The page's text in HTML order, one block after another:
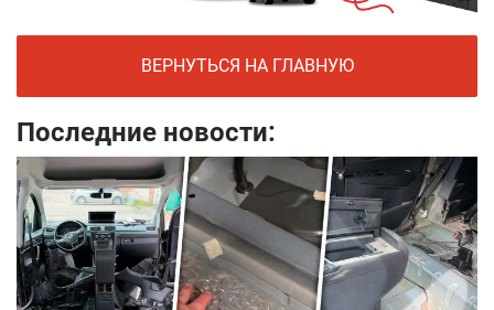
ВЕРНУТЬСЯ НА ГЛАВНУЮ
Последние новости: